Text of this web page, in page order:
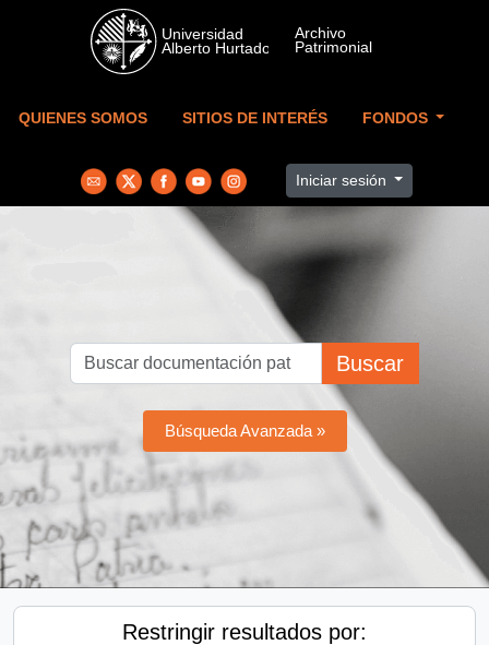
Skip to main content
QUIENES SOMOS SITIOS DE INTERÉS FONDOS
Iniciar sesión
Buscar
Búsqueda Avanzada »
Restringir resultados por: